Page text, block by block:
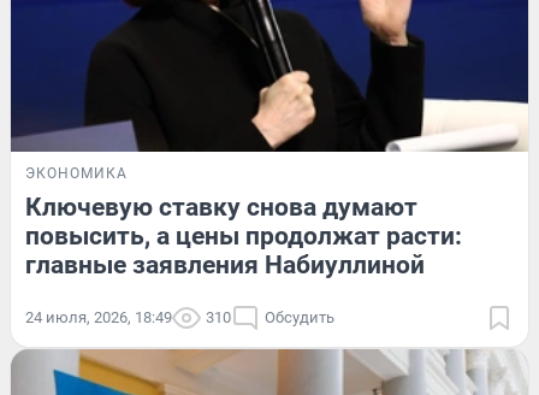
ЭКОНОМИКА
Ключевую ставку снова думают
повысить, а цены продолжат расти:
главные заявления Набиуллиной
24 июля, 2026, 18:49 310 Обсудить